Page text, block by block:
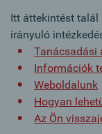
Itt áttekintést talál
irányuló
Tanácsadási
Információk
Weboldalunk
Hogyan
Az Ön